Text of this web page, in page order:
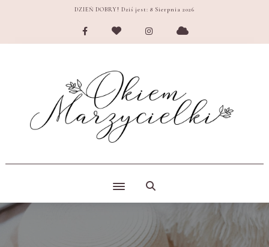
DZIEŃ DOBRY! Dziś jest: 8 Sierpnia 2026